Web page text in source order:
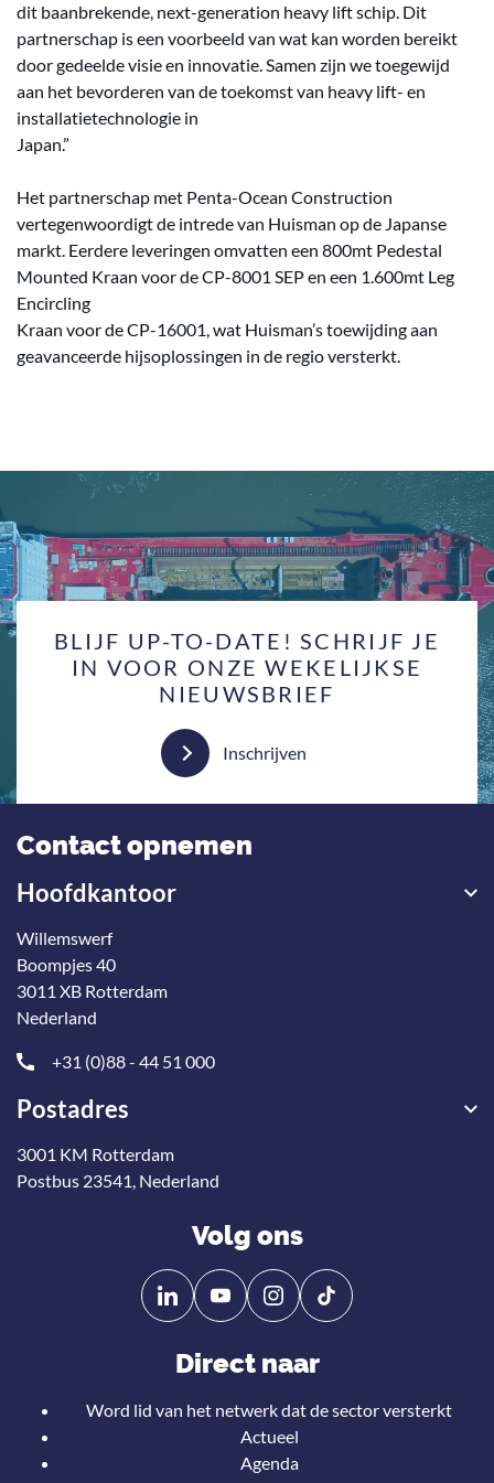
dit baanbrekende, next-generation heavy lift schip. Dit
partnerschap is een voorbeeld van wat kan worden bereikt
door gedeelde visie en innovatie. Samen zijn we toegewijd
aan het bevorderen van de toekomst van heavy lift- en
installatietechnologie in
Japan.”
Het partnerschap met Penta-Ocean Construction
vertegenwoordigt de intrede van Huisman op de Japanse
markt. Eerdere leveringen omvatten een 800mt Pedestal
Mounted Kraan voor de CP-8001 SEP en een 1.600mt Leg
Encircling
Kraan voor de CP-16001, wat Huisman’s toewijding aan
geavanceerde hijsoplossingen in de regio versterkt.
BLIJF UP-TO-DATE! SCHRIJF JE
IN VOOR ONZE WEKELIJKSE
NIEUWSBRIEF
Inschrijven
Contact opnemen
Hoofdkantoor
Willemswerf
Boompjes 40
3011 XB Rotterdam
Nederland
+31 (0)88 - 44 51 000
Postadres
3001 KM Rotterdam
Postbus 23541, Nederland
Volg ons
Volg
ons
Linkedin
Volg
ons
YouTube
Direct naar
Word lid van het netwerk dat de sector versterkt
Actueel
Agenda